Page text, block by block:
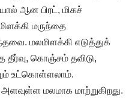
ஆன பிரட், மிகச்
மருந்தை
மலமிளக்கி எடுத்துக்
கொஞ்சம் தவிடு,
உட்கொள்ளலாம்.
அளவுள்ள மலமாக மாற்றுகிறது.